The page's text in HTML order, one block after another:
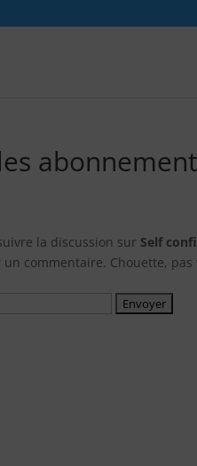
la discussion sur Self
un commentaire. Chouette,